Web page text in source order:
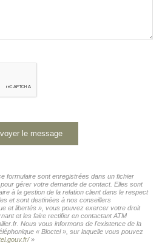
le message
formulaire sont enregistrées dans un fichier
gérer votre demande de contact. Elles sont
à la gestion de la relation client dans le respect
et sont destinées à nos conseillers
et libertés », vous pouvez exercer votre droit
et les faire rectifier en contactant ATM
Nous vous informons de l'existence de la
« Bloctel », sur laquelle vous pouvez
»